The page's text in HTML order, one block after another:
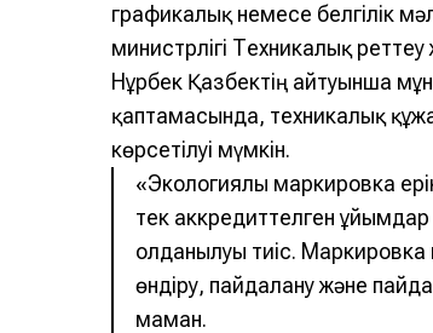
графикалық немесе белгілік
министрлігі Техникалық
Нұрбек Қазбектің айтуынша
қаптамасында, техникалық
көрсетілуі мүмкін.
«Экологиялық маркировка
тек аккредиттелген ұйымдар
қолданылуы тиіс. Маркировка
өндіру, пайдалану және
маман.